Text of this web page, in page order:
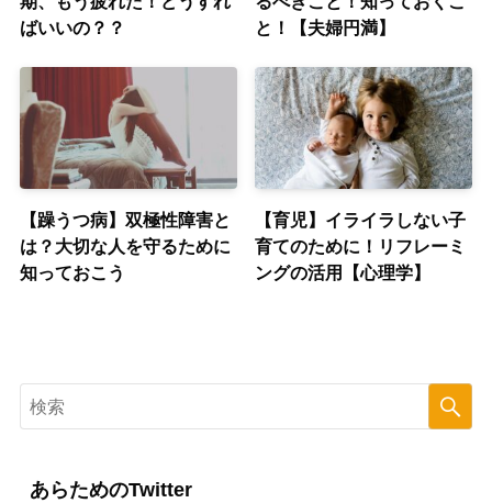
ばいいの？？
と！【夫婦円満】
【躁うつ病】双極性障害と
は？大切な人を守るために
知っておこう
【育児】イライラしない子
育てのために！リフレーミ
ングの活用【心理学】
あらためのTwitter